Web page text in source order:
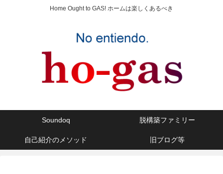
Home Ought to GAS! ホームは楽しくあるべき
Soundoq 脱構築ファミリー
自己紹介のメソッド 旧ブログ等